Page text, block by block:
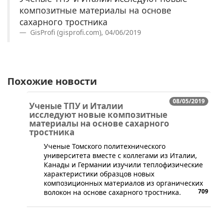
композитные материалы на основе
сахарного тростника
GisProfi (gisprofi.com), 04/06/2019
Похожие новости
08/05/2019
Ученые ТПУ и Италии
исследуют новые композитные
материалы на основе сахарного
тростника
​Ученые Томского политехнического
университета вместе с коллегами из Италии,
Канады и Германии изучили теплофизические
характеристики образцов новых
композиционных материалов из органических
волокон на основе сахарного тростника.
709